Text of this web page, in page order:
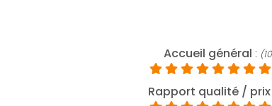
Accueil général :
Rapport qualité / prix